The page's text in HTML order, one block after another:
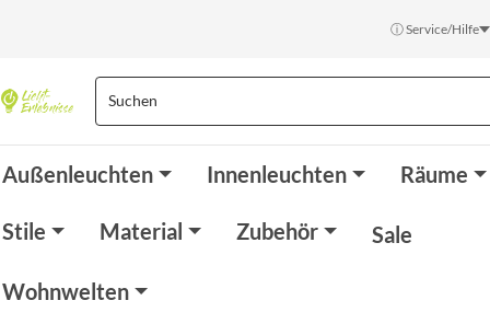
ⓘ Service/Hilfe
Außenleuchten Innenleuchten Räume
Stile Material Zubehör Sale
Wohnwelten